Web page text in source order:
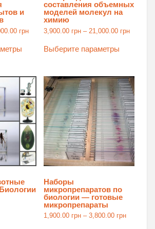
и
грнДиапазон
товар
Опции
можно
выбрать
на
странице
товара.
составления объемных
моделей молекул на
химию
3,900.00 грн – 21,000.00 грн
Выберите параметры
Опции
можно
выбрать
на
странице
товара.
Наборы
микропрепаратов по
биологии — готовые
микропрепараты
1,900.00 грн – 3,800.00 грнДиапазон